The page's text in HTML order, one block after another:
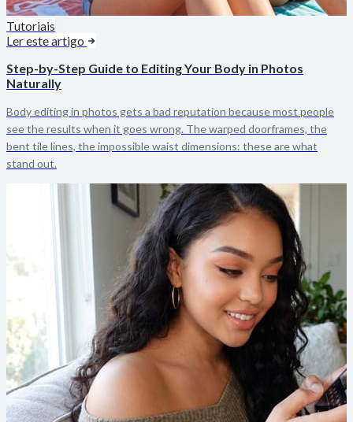
Tutoriais
Ler este artigo
Step-by-Step Guide to Editing Your Body in Photos
Naturally
Body editing in photos gets a bad reputation because most people
see the results when it goes wrong. The warped doorframes, the
bent tile lines, the impossible waist dimensions: these are what
stand out.